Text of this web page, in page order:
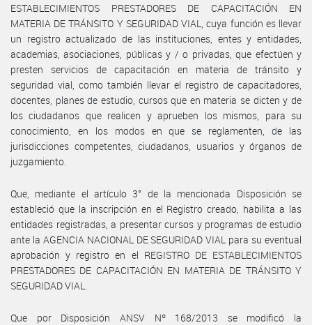
ESTABLECIMIENTOS PRESTADORES DE CAPACITACIÓN EN
MATERIA DE TRÁNSITO Y SEGURIDAD VIAL, cuya función es llevar
un registro actualizado de las instituciones, entes y entidades,
academias, asociaciones, públicas y / o privadas, que efectúen y
presten servicios de capacitación en materia de tránsito y
seguridad vial, como también llevar el registro de capacitadores,
docentes, planes de estudio, cursos que en materia se dicten y de
los ciudadanos que realicen y aprueben los mismos, para su
conocimiento, en los modos en que se reglamenten, de las
jurisdicciones competentes, ciudadanos, usuarios y órganos de
juzgamiento.
Que, mediante el artículo 3° de la mencionada Disposición se
estableció que la inscripción en el Registro creado, habilita a las
entidades registradas, a presentar cursos y programas de estudio
ante la AGENCIA NACIONAL DE SEGURIDAD VIAL para su eventual
aprobación y registro en el REGISTRO DE ESTABLECIMIENTOS
PRESTADORES DE CAPACITACIÓN EN MATERIA DE TRÁNSITO Y
SEGURIDAD VIAL.
Que por Disposición ANSV Nº 168/2013 se modificó la